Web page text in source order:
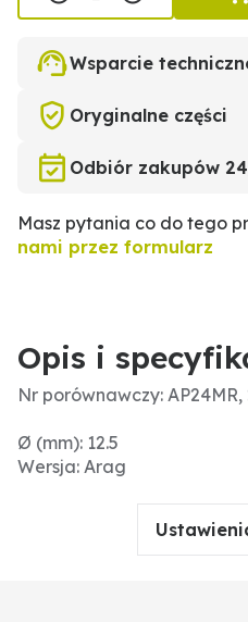
Wsparcie
Oryginalne części
Odbiór zakupów
Masz pytania co do tego
nami przez formularz
Opis i
Nr porównawczy: AP24MR,
Ø (mm): 12.5
Wersja: Arag